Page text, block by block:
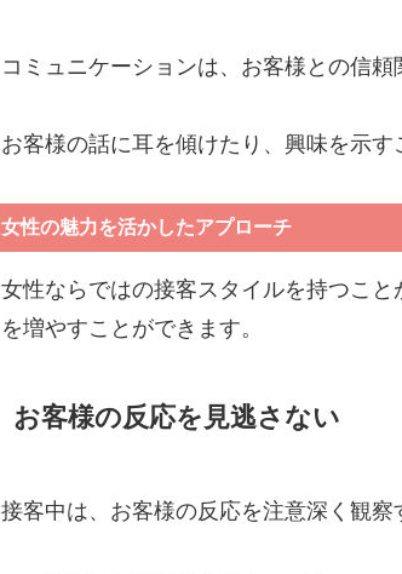
コミュニケーションは、お客様との信頼
お客様の話に耳を傾けたり、興味を示す
女性の魅力を活かしたアプローチ
女性ならではの接客スタイルを持つこ
を増やすことができます。
お客様の反応を見逃さない
接客中は、お客様の反応を注意深く観察